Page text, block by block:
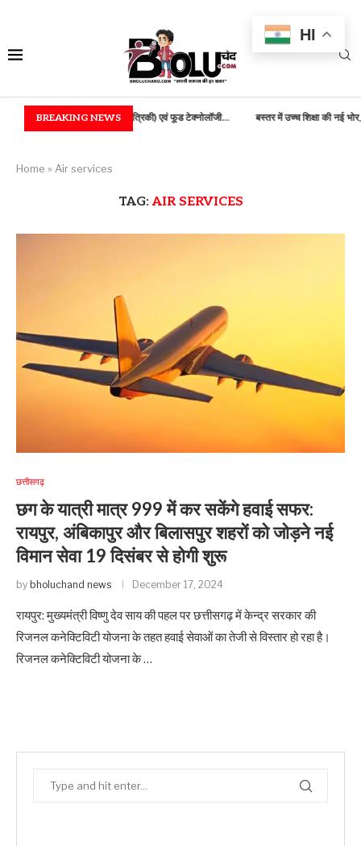
BREAKING NEWS
B.TECH (कृषि अभियांत्रिकी) एवं फूड टेक्नोलॉजी... बस्तर में उच्च शिक्षा की नई भोर, 100...
Home » Air services
TAG: AIR SERVICES
छत्तीसगढ़
छग के यात्री मात्र 999 में कर सकेंगे हवाई सफर:
रायपुर, अंबिकापुर और बिलासपुर शहरों को जोड़ने नई
विमान सेवा 19 दिसंबर से होगी शुरू
by bholuchand news December 17, 2024
रायपुर: मुख्यमंत्री विष्णु देव साय की पहल पर छत्तीसगढ़ में केन्द्र सरकार की
रिजनल कनेक्टिविटी योजना के तहत हवाई सेवाओं का तेजी से विस्तार हो रहा है।
रिजनल कनेक्टिविटी योजना के …
HI